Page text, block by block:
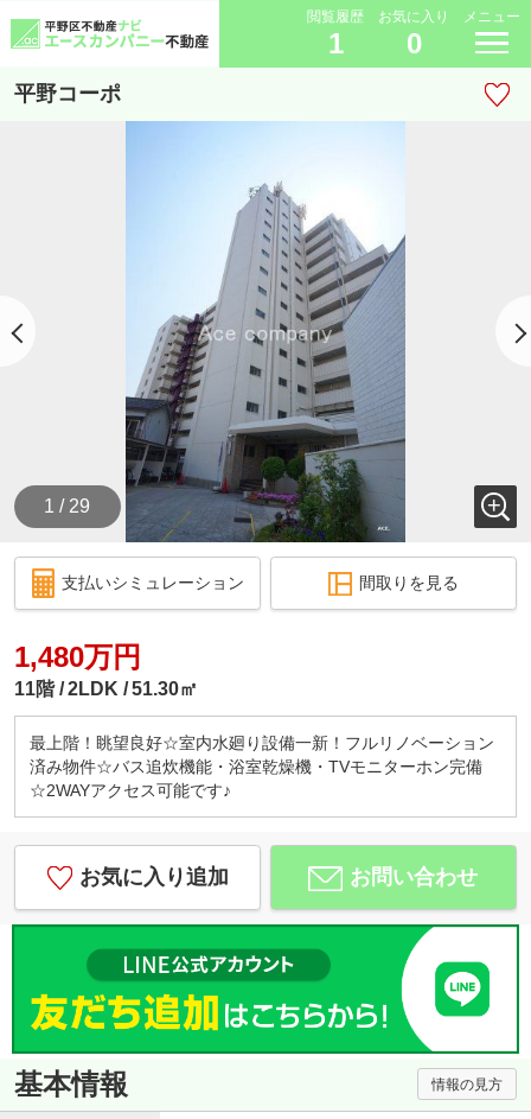
閲覧履歴
1
お気に入り
0
メニュー
平野コーポ
1 / 29
支払いシミュレーション 間取りを見る
1,480万円
11階 2LDK 51.30㎡
最上階！眺望良好☆室内水廻り設備一新！フルリノベーション
済み物件☆バス追炊機能・浴室乾燥機・TVモニターホン完備
☆2WAYアクセス可能です♪
お気に入り追加 お問い合わせ
基本情報 情報の見方